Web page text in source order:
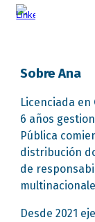
Sobre Ana
Licenciada en
6 años
Pública
distribución
de
Desde 2021